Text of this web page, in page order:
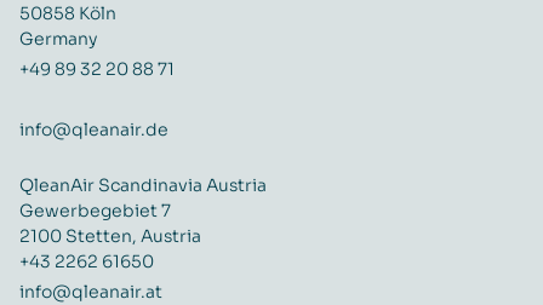
50858 Köln
Germany
+49 89 32 20 88 71
info@qleanair.de
QleanAir Scandinavia Austria
Gewerbegebiet 7
2100 Stetten, Austria
+43 2262 61650
info@qleanair.at